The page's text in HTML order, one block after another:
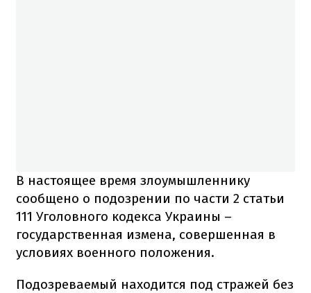
В настоящее время злоумышленнику
сообщено о подозрении по части 2 статьи
111 Уголовного кодекса Украины –
государственная измена, совершенная в
условиях военного положения.
Подозреваемый находится под стражей без